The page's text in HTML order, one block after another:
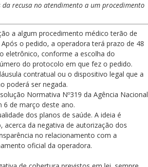
recusa no atendimento a um procedimento
a algum procedimento médico terão de
o pedido, a operadora terá prazo de 48
eletrônico, conforme a escolha do
do protocolo em que fez o pedido.
contratual ou o dispositivo legal que a
poderá ser negada.
Normativa Nº319 da Agência Nacional
6 de março deste ano.
dos planos de saúde. A ideia é
da negativa de autorização dos
no relacionamento com a
oficial da operadora.